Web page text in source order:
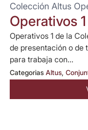
Colección Altus
Operativos 1
Operativos 1 de la
de presentación o de
para trabaja con...
Categorias Altus,